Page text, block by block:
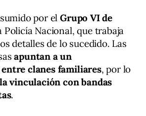
por elGrupo VI de
Policía Nacional, que trabaja
detalles de lo sucedido. Las
apuntan a un
clanes familiares, por lo
vinculación con bandas
.